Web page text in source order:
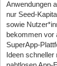
Anwendungen
nur Seed-
sowie
bekommen vor
SuperApp-
Ideen